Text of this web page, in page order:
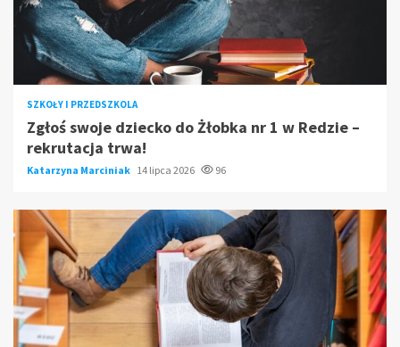
SZKOŁY I PRZEDSZKOLA
Zgłoś swoje dziecko do Żłobka nr 1 w Redzie –
rekrutacja trwa!
Katarzyna Marciniak 14 lipca 2026 96